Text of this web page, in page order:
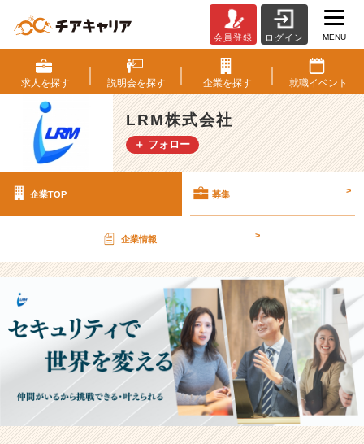
R
M
株
式
会
社
求
人
【売
年
で
6
0
T
会員登録 ログイン MENU
求人を探す 説明会を探す 企業を探す 就職イベント
LRM株式会社
＋ フォロー
企業TOP 募集 >
企業情報 >